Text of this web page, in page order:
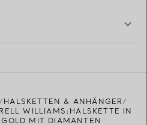
HALSKETTEN & ANHÄNGER
WILLIAMS:HALSKETTE IN
MIT DIAMANTEN